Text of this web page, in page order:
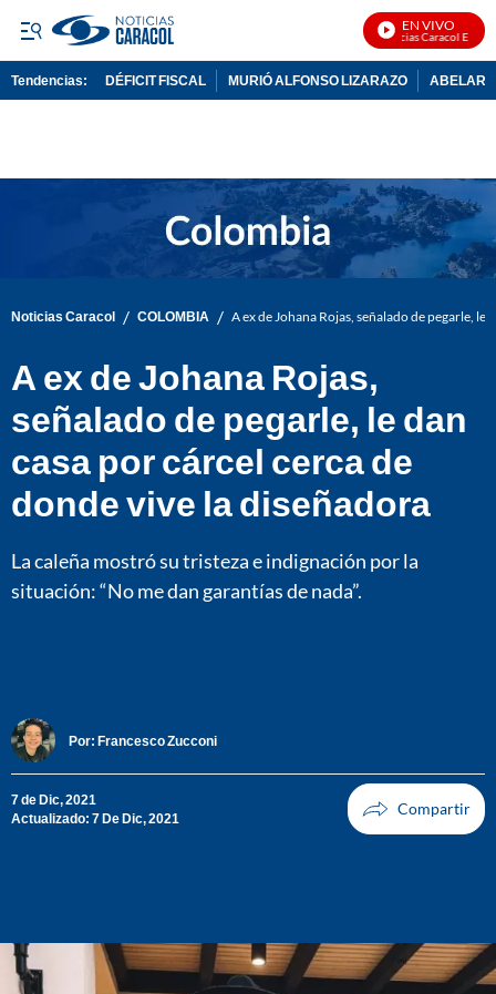
EN VIVO
Noticias Caracol En Vivo
Tendencias: DÉFICIT FISCAL MURIÓ ALFONSO LIZARAZO
Noticias Caracol / COLOMBIA / A ex de Johana Rojas, señalado de pegarle,
A ex de Johana Rojas,
señalado de pegarle, le dan
casa por cárcel cerca de
donde vive la diseñadora
La caleña mostró su tristeza e indignación por la
situación: “No me dan garantías de nada”.
Por: Francesco Zucconi
7 de Dic, 2021
Actualizado: 7 De Dic, 2021